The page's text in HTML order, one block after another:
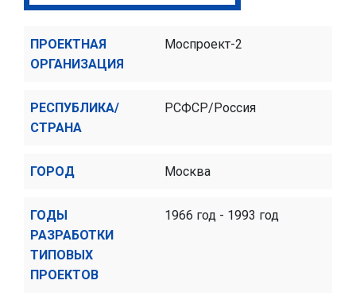
ПРОЕКТНАЯ
ОРГАНИЗАЦИЯ
Моспроект-2
РЕСПУБЛИКА/
СТРАНА
РСФСР/Россия
ГОРОД Москва
ГОДЫ
РАЗРАБОТКИ
ТИПОВЫХ
ПРОЕКТОВ
1966 год - 1993 год